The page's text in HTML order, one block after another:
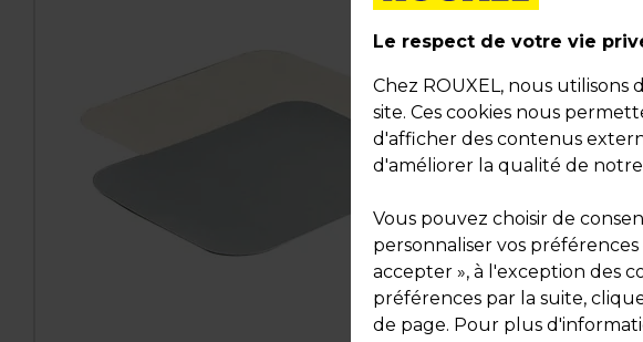
19581
Couleur :
Matière :
Dimensions :
Poids : 0,66 kg
Description
Le respect de votre vie
Chez ROUXEL, nous
site. Ces cookies nous
d'afficher des contenus
d'améliorer la qualité de notre
Vous pouvez choisir de
personnaliser vos
accepter », à l'exception des
préférences par la suite,
de page. Pour plus